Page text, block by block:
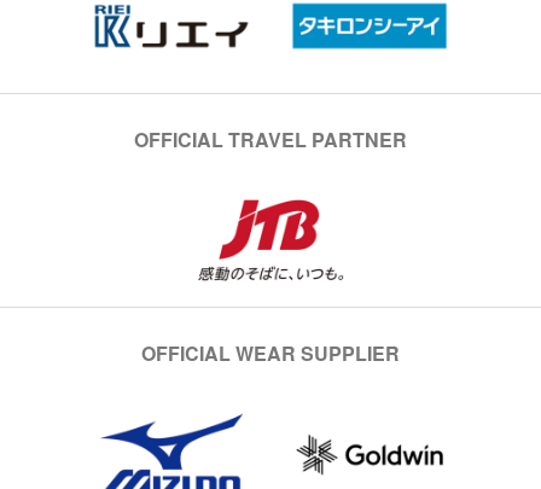
OFFICIAL TRAVEL PARTNER
OFFICIAL WEAR SUPPLIER